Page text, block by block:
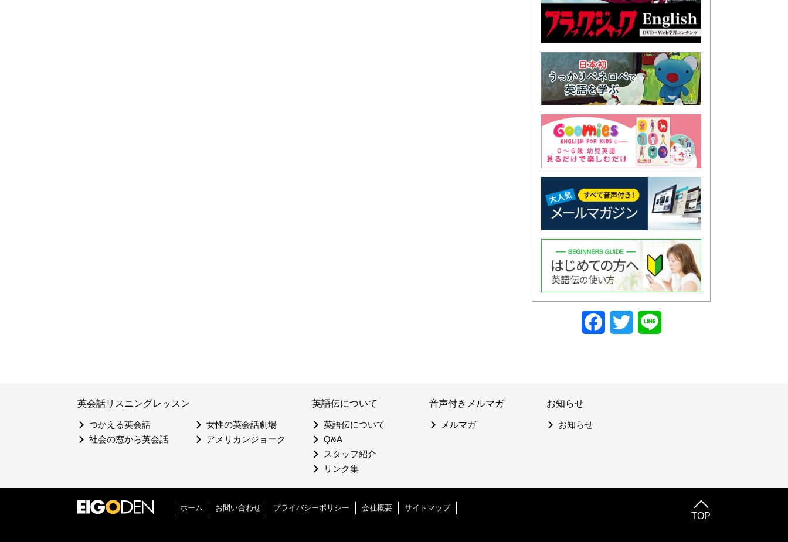
FacebookTwitter
英会話リスニングレッスン
つかえる英会話
女性の英会話劇場
社会の窓から英会話
アメリカンジョーク
英語伝について
英語伝について
Q&A
スタッフ紹介
リンク集
音声付きメルマガ
メルマガ
お知らせ
お知らせ
ホーム お問い合わせ プライバシーポリシー 会社概要 サイトマップ
TOP